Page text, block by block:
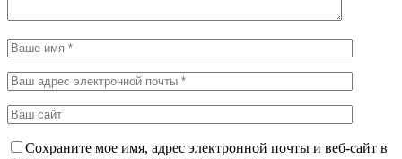
Сохраните мое имя, адрес электронной почты и веб-сайт в